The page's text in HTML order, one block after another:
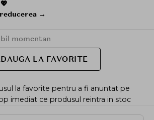
→
momentan
LA FAVORITE
la favorite pentru a fi anuntat pe
imediat ce produsul reintra in stoc